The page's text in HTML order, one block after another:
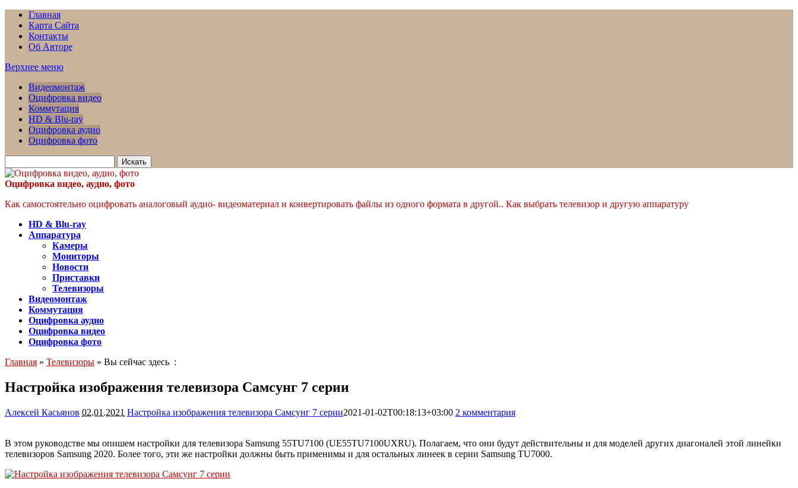
Главная
Карта Сайта
Контакты
Об Авторе
Верхнее меню
Видеомонтаж
Оцифровка видео
Коммутация
HD & Blu-ray
Оцифровка аудио
Оцифровка фото
для:
Оцифровка видео, аудио, фото
Как самостоятельно оцифровать аналоговый аудио- видеоматериал и конвертировать файлы из одного формата в другой.. Как выбрать телевизор и другую аппаратуру
HD & Blu-ray
Аппаратура
Камеры
Мониторы
Новости
Приставки
Телевизоры
Видеомонтаж
Коммутация
Оцифровка аудио
Оцифровка видео
Оцифровка фото
Главная » Телевизоры » Вы сейчас здесь :
Настройка изображения телевизора Самсунг 7 серии
Алексей Касьянов 02.01.2021 Настройка изображения телевизора Самсунг 7 серии2021-01-02T00:18:13+03:00 2 комментария
В этом руководстве мы опишем настройки для телевизора Samsung 55TU7100 (UE55TU7100UXRU). Полагаем, что они будут действительны и для моделей других диагоналей этой линейки
телевизоров Samsung 2020. Более того, эти же настройки должны быть применимы и для остальных линеек в серии Samsung TU7000.